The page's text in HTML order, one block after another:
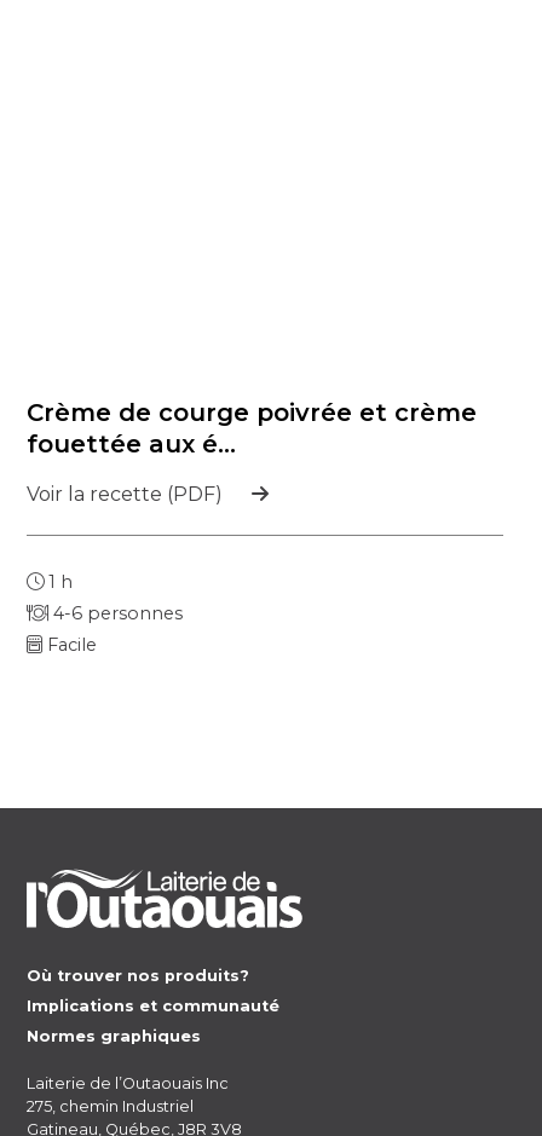
Crème de courge poivrée et crème
fouettée aux é...
Voir la recette (PDF)
1 h
4-6 personnes
Facile
Où trouver nos produits?
Implications et communauté
Normes graphiques
Laiterie de l’Outaouais Inc
275, chemin Industriel
Gatineau, Québec, J8R 3V8